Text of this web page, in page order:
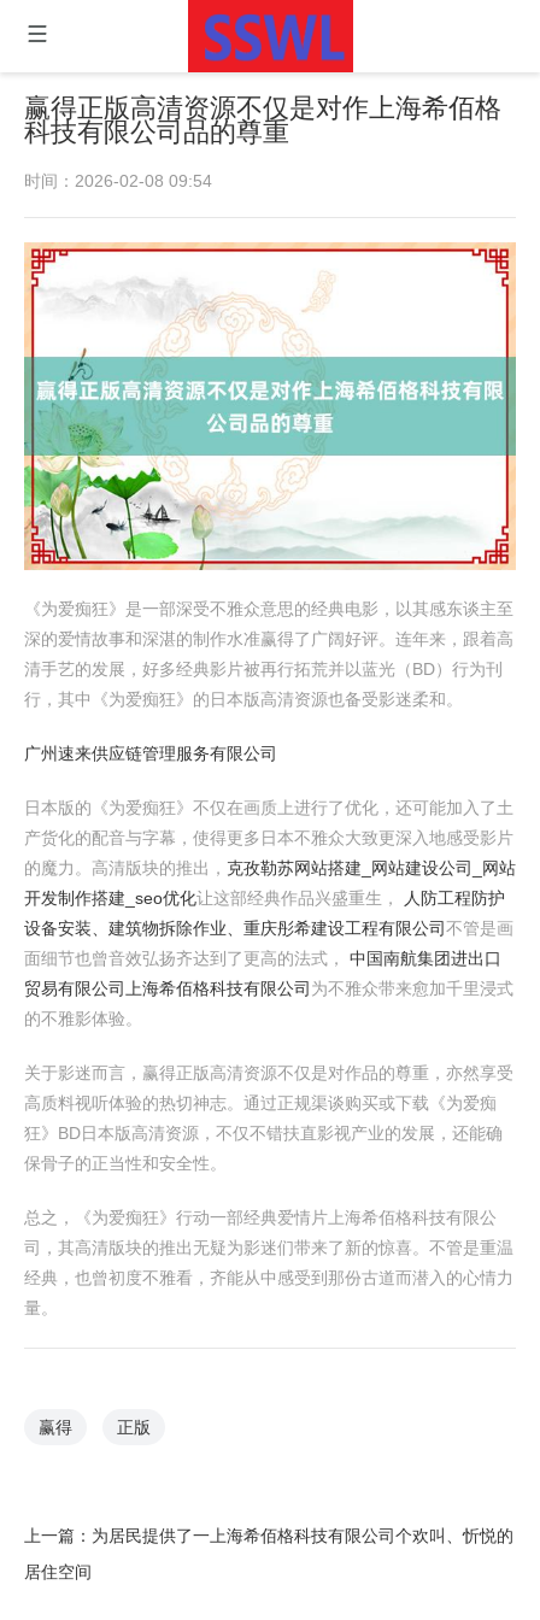
赢得正版高清资源不仅是对作上海希佰格
科技有限公司品的尊重
时间：2026-02-08 09:54
《为爱痴狂》是一部深受不雅众意思的经典电影，以其感东谈主至
深的爱情故事和深湛的制作水准赢得了广阔好评。连年来，跟着高
清手艺的发展，好多经典影片被再行拓荒并以蓝光（BD）行为刊
行，其中《为爱痴狂》的日本版高清资源也备受影迷柔和。
广州速来供应链管理服务有限公司
日本版的《为爱痴狂》不仅在画质上进行了优化，还可能加入了土
产货化的配音与字幕，使得更多日本不雅众大致更深入地感受影片
的魔力。高清版块的推出， 克孜勒苏网站搭建_网站建设公司_网站
开发制作搭建_seo优化让这部经典作品兴盛重生，
人防工程防护
设备安装、建筑物拆除作业、重庆彤希建设工程有限公司不管是画
面细节也曾音效弘扬齐达到了更高的法式， 中国南航集团进出口
贸易有限公司
上海希佰格科技有限公司 为不雅众带来愈加千里浸式
的不雅影体验。
关于影迷而言，赢得正版高清资源不仅是对作品的尊重，亦然享受
高质料视听体验的热切神志。通过正规渠谈购买或下载《为爱痴
狂》BD日本版高清资源，不仅不错扶直影视产业的发展，还能确
保骨子的正当性和安全性。
总之，《为爱痴狂》行动一部经典爱情片上海希佰格科技有限公
司，其高清版块的推出无疑为影迷们带来了新的惊喜。不管是重温
经典，也曾初度不雅看，齐能从中感受到那份古道而潜入的心情力
量。
赢得 正版
上一篇： 为居民提供了一上海希佰格科技有限公司个欢叫、忻悦的
居住空间